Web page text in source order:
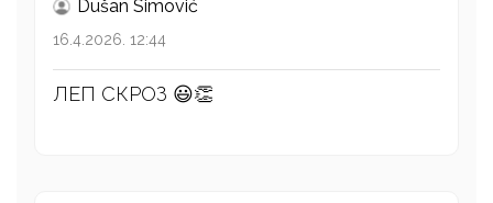
Dušan Simović
16.4.2026. 12:44
ЛЕП СКРОЗ 😃👏